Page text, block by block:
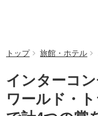
トップ 旅館・ホテル
インターコ
ワールド・